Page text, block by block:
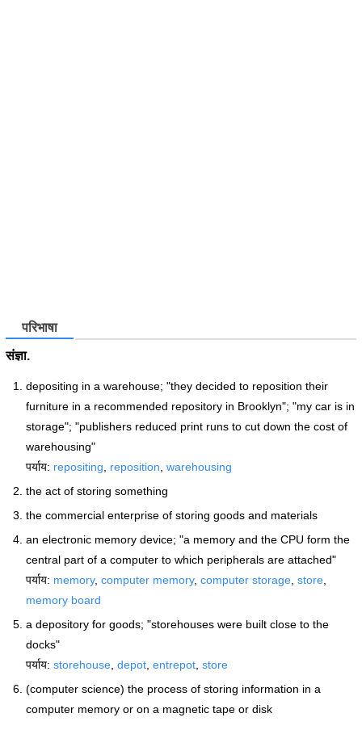
परिभाषा
संज्ञा.
depositing in a warehouse; "they decided to reposition their
furniture in a recommended repository in Brooklyn"; "my car is in
storage"; "publishers reduced print runs to cut down the cost of
warehousing"
पर्याय: repositing reposition warehousing
the act of storing something
the commercial enterprise of storing goods and materials
an electronic memory device; "a memory and the CPU form the
central part of a computer to which peripherals are attached"
पर्याय: memory, computer memory, computer storage store
memory board
a depository for goods; "storehouses were built close to the
docks"
पर्याय: storehouse depot entrepot store
(computer science) the process of storing information in a
computer memory or on a magnetic tape or disk